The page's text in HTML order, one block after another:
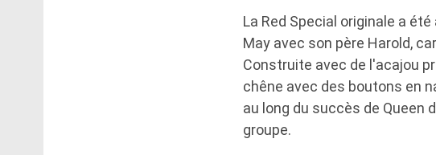
La Red Special originale a
May avec son père Harold,
Construite avec de l'acajou
chêne avec des boutons en
au long du succès de Queen
groupe.